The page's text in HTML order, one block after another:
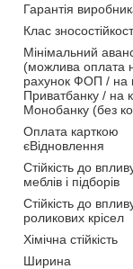
Гарантія
Клас зносостійкост
Мінімальний
(можлива оплата
рахунок ФОП / на
Приватбанку / на
Монобанку (без
Оплата карткою
єВідновлення
Стійкість до
меблів і підборів
Стійкість до
роликових крісел
Хімічна стійкість
Ширина